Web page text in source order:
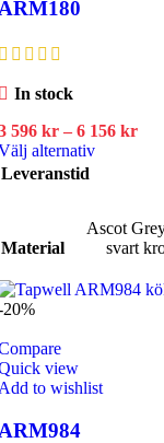
In stock
596 kr – 6 156 kr
alternativDen
flera
varianter.
olika
Leveranstid
Material
Ascot Grey
svart
20%
view
to wishlist